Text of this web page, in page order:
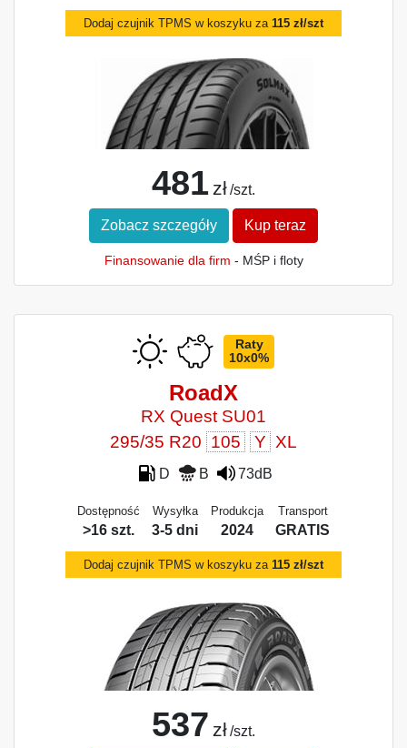
Dodaj czujnik TPMS w koszyku za 115 zł/szt
481 zł /szt.
Zobacz szczegóły Kup teraz
Finansowanie dla firm - MŚP i floty
Raty
10x0%
RoadX
RX Quest SU01
295/35 R20 105 Y XL
D B 73dB
Dostępność
>16 szt.
Wysyłka
3-5 dni
Produkcja
2024
Transport
GRATIS
Dodaj czujnik TPMS w koszyku za 115 zł/szt
537 zł /szt.